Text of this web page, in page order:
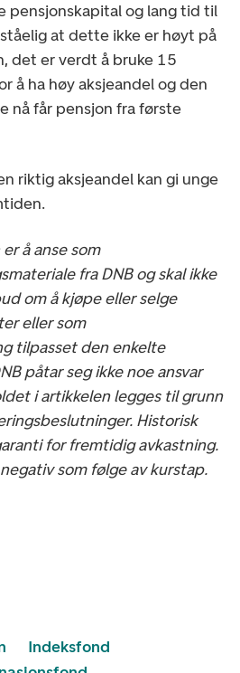
pensjonskapital og lang tid til
at dette ikke er høyt på
det er verdt å bruke 15
å ha høy aksjeandel og den
nå får pensjon fra første
riktig aksjeandel kan gi unge
å anse som
fra DNB og skal ikke
om å kjøpe eller selge
eller som
tilpasset den enkelte
påtar seg ikke noe ansvar
i artikkelen legges til grunn
Historisk
for fremtidig avkastning.
som følge av kurstap.
Indeksfond